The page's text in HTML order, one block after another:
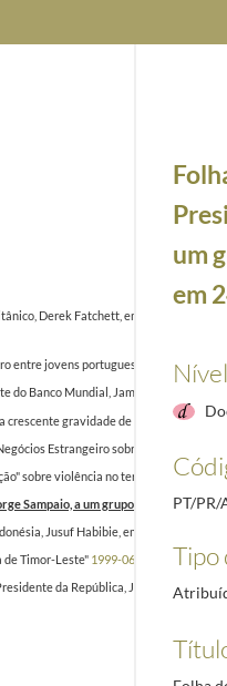
Derek Fatchett, em 27 de abril de
entre jovens portugueses e
do Banco Mundial, James D.
crescente gravidade de incidentes em
Estrangeiro sobre visita a Timor-
sobre violência no território e
Sampaio, a um grupo de jovens
Jusuf Habibie, em 25 de maio de
de Timor-Leste" 1999-06-17/1999-06-17
da República, Jorge
um
em
PT/
Tipo